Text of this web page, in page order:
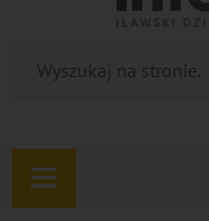
Rozwiń